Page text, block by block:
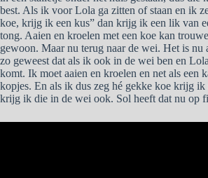
best. Als ik voor Lola ga zitten of staan en ik
koe, krijg ik een kus” dan krijg ik een lik van
tong. Aaien en kroelen met een koe kan
gewoon. Maar nu terug naar de wei. Het is nu
zo geweest dat als ik ook in de wei ben en
komt. Ik moet aaien en kroelen en net als een
kopjes. En als ik dus zeg hé gekke koe krijg ik
krijg ik die in de wei ook. Sol heeft dat nu op